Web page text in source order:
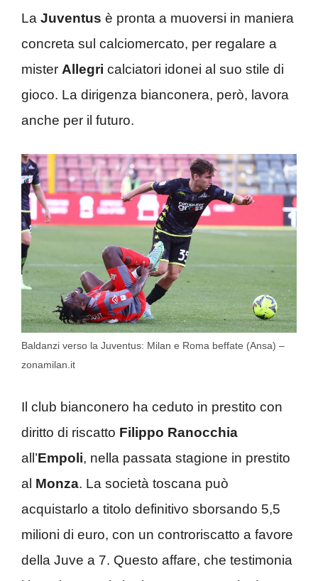
La Juventus è pronta a muoversi in maniera
concreta sul calciomercato, per regalare a
mister Allegri calciatori idonei al suo stile di
gioco. La dirigenza bianconera, però, lavora
anche per il futuro.
Baldanzi verso la Juventus: Milan e Roma beffate (Ansa) –
zonamilan.it
Il club bianconero ha ceduto in prestito con
diritto di riscatto Filippo Ranocchia
all’Empoli, nella passata stagione in prestito
al Monza. La società toscana può
acquistarlo a titolo definitivo sborsando 5,5
milioni di euro, con un controriscatto a favore
della Juve a 7. Questo affare, che testimonia